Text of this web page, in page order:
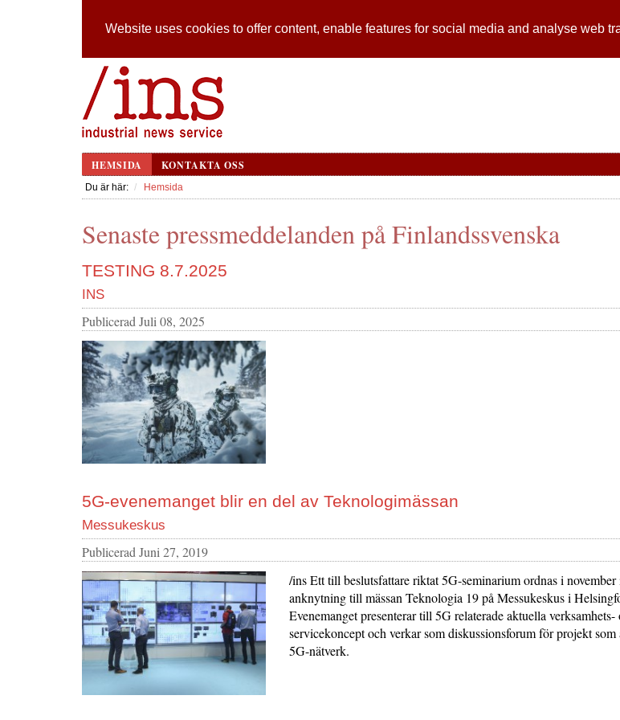
Website uses cookies to offer content, enable features for social media and analyse web
HEMSIDA KONTAKTA OSS
Du är här: Hemsida
Senaste pressmeddelanden på Finlandssvenska
TESTING 8.7.2025
INS
PubliceradJuli 08, 2025
5G-evenemanget blir en del av Teknologimässan
Messukeskus
PubliceradJuni 27, 2019
/ins Ett till beslutsfattare riktat 5G-seminarium ordnas i november
anknytning till mässan Teknologia 19 på Messukeskus i
Evenemanget presenterar till 5G relaterade aktuella verksamhets-
servicekoncept och verkar som diskussionsforum för projekt
5G-nätverk.